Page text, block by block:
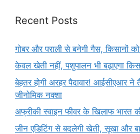
Recent Posts
गोबर और पराली से बनेगी गैस, किसानों को
केवल खेती नहीं, पशुपालन भी बढ़ाएगा
बेहतर होगी अरहर पैदावार! आईसीएआर ने
जीनोमिक नक्शा
अफ्रीकी स्वाइन फीवर के खिलाफ भारत
जीन एडिटिंग से बदलेगी खेती, सूखा और